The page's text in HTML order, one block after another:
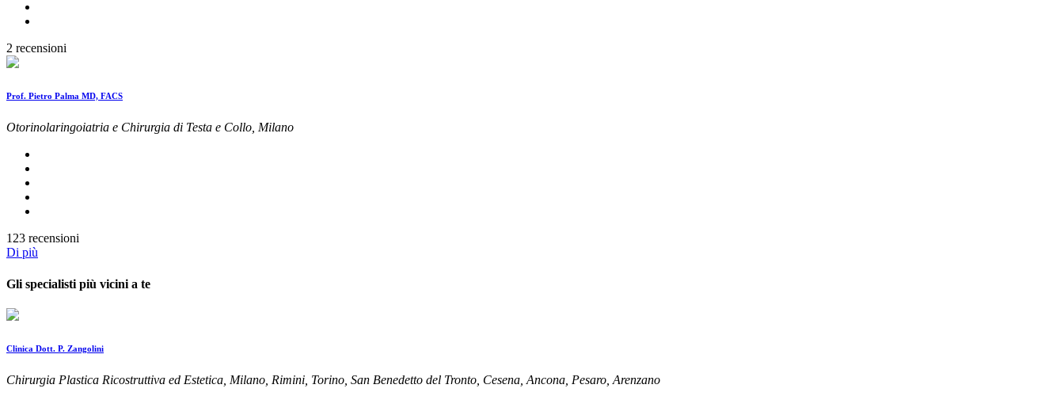
2 recensioni
Prof. Pietro Palma MD, FACS
Otorinolaringoiatria e Chirurgia di Testa e Collo, Milano
123 recensioni
Di più
Gli specialisti più vicini a te
Clinica Dott. P. Zangolini
Chirurgia Plastica Ricostruttiva ed Estetica, Milano, Rimini, Torino, San Benedetto del Tronto, Cesena, Ancona, Pesaro, Arenzano